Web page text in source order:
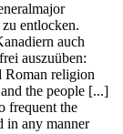
entlocken.
auch
auszuüben:
Roman religion
the people [...]
frequent the
in any manner